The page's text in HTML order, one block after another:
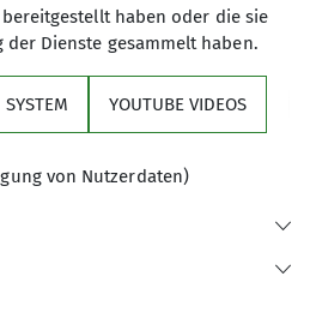
zu anspruchsvollen
durch. Auch mehrtägige
mit
Kanufahrten oder
im
abseits der
haben oder die sie
Dienste gesammelt haben.
SYSTEM YOUTUBE VIDEOS
von Nutzerdaten)